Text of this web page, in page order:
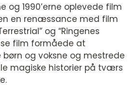
og 1990’erne oplevede film
en renæssance med film
og “Ringenes
film formåede at
og voksne og mestrede
magiske historier på tværs